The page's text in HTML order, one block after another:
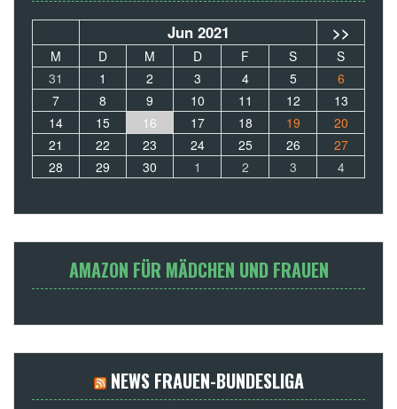
Jun 2021 >>
M D M D F S
S
31
1 2 3 4 5
6
7
8 9 10 11 12
13
14
15 16 17 18 19
20
21
22 23 24 25 26
27
28
29 30 1 2 3 4
AMAZON FÜR MÄDCHEN UND FRAUEN
NEWS FRAUEN-BUNDESLIGA